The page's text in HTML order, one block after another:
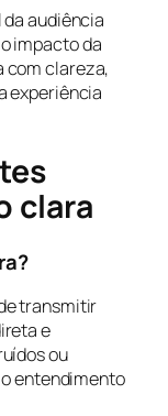
audiência
impacto da
com clareza,
experiência
clara
transmitir
e
ou
entendimento